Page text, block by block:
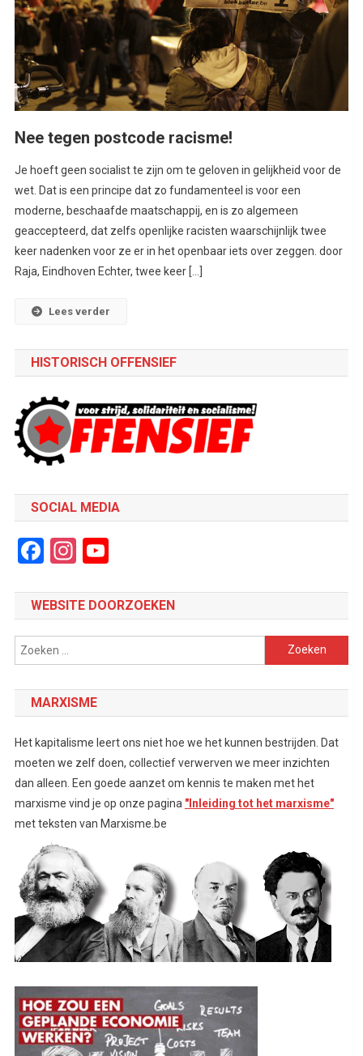
Nee tegen postcode racisme!
Je hoeft geen socialist te zijn om te geloven in gelijkheid voor de
wet. Dat is een principe dat zo fundamenteel is voor een
moderne, beschaafde maatschappij, en is zo algemeen
geaccepteerd, dat zelfs openlijke racisten waarschijnlijk twee
keer nadenken voor ze er in het openbaar iets over zeggen. door
Raja, Eindhoven Echter, twee keer […]
Lees verder
HISTORISCH OFFENSIEF
SOCIAL MEDIA
Facebook
Instagram
YouTube
WEBSITE DOORZOEKEN
Zoeken
naar:
MARXISME
Het kapitalisme leert ons niet hoe we het kunnen bestrijden. Dat
moeten we zelf doen, collectief verwerven we meer inzichten
dan alleen. Een goede aanzet om kennis te maken met het
marxisme vind je op onze pagina "Inleiding tot het marxisme"
met teksten van Marxisme.be